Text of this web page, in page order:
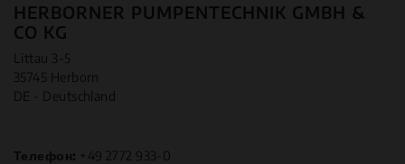
HERBORNER PUMPENTECHNIK GMBH &
CO KG
Littau 3-5
35745 Herborn
DE - Deutschland
Телефон: +49 2772 933-0